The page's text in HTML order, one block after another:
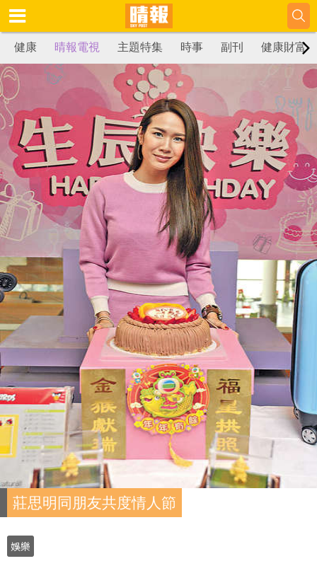
健康 晴報電視 主題特集 時事 副刊 健康財富
莊思明同朋友共度情人節
娛樂